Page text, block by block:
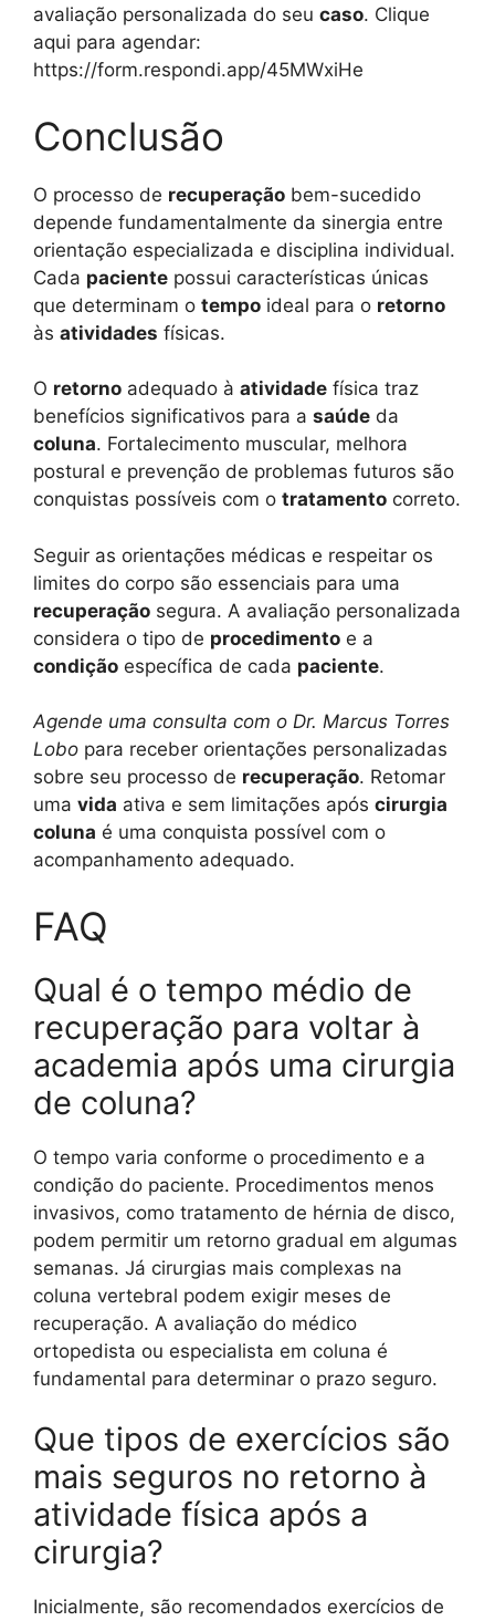
avaliação personalizada do seu caso. Clique
aqui para agendar:
https://form.respondi.app/45MWxiHe
Conclusão
O processo de recuperação bem-sucedido
depende fundamentalmente da sinergia entre
orientação especializada e disciplina individual.
Cada paciente possui características únicas
que determinam o tempo ideal para o retorno
às atividades físicas.
O retorno adequado à atividade física traz
benefícios significativos para a saúde da
coluna. Fortalecimento muscular, melhora
postural e prevenção de problemas futuros são
conquistas possíveis com o tratamento correto.
Seguir as orientações médicas e respeitar os
limites do corpo são essenciais para uma
recuperação segura. A avaliação personalizada
considera o tipo de procedimento e a
condição específica de cada paciente.
Agende uma consulta com o Dr. Marcus Torres
Lobo para receber orientações personalizadas
sobre seu processo de recuperação. Retomar
uma vida ativa e sem limitações após cirurgia
coluna é uma conquista possível com o
acompanhamento adequado.
FAQ
Qual é o tempo médio de
recuperação para voltar à
academia após uma cirurgia
de coluna?
O tempo varia conforme o procedimento e a
condição do paciente. Procedimentos menos
invasivos, como tratamento de hérnia de disco,
podem permitir um retorno gradual em algumas
semanas. Já cirurgias mais complexas na
coluna vertebral podem exigir meses de
recuperação. A avaliação do médico
ortopedista ou especialista em coluna é
fundamental para determinar o prazo seguro.
Que tipos de exercícios são
mais seguros no retorno à
atividade física após a
cirurgia?
Inicialmente, são recomendados exercícios de